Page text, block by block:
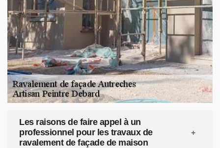
Les raisons de faire appel à un
professionnel pour les travaux de
ravalement de façade de maison